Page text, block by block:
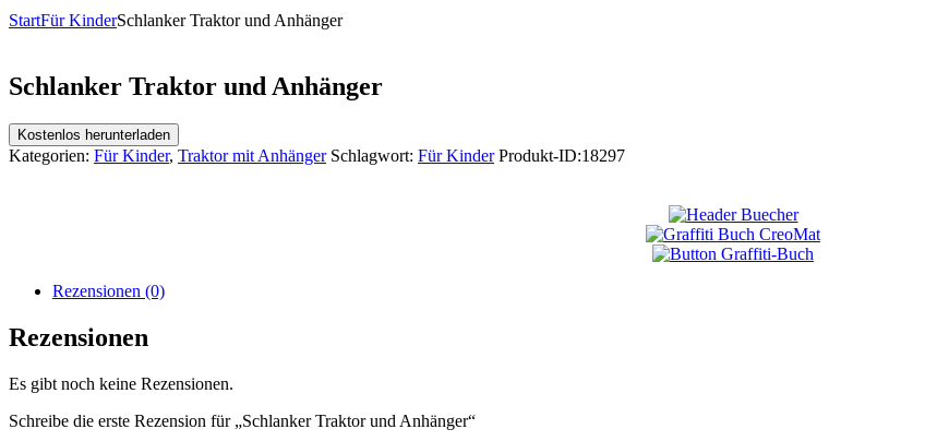
StartFür KinderSchlanker Traktor und Anhänger
Schlanker Traktor und Anhänger
Kostenlos herunterladen
Kategorien: Für Kinder, Traktor mit Anhänger Schlagwort: Für Kinder Produkt-ID:18297
Rezensionen (0)
Rezensionen
Es gibt noch keine Rezensionen.
Schreibe die erste Rezension für „Schlanker Traktor und Anhänger“